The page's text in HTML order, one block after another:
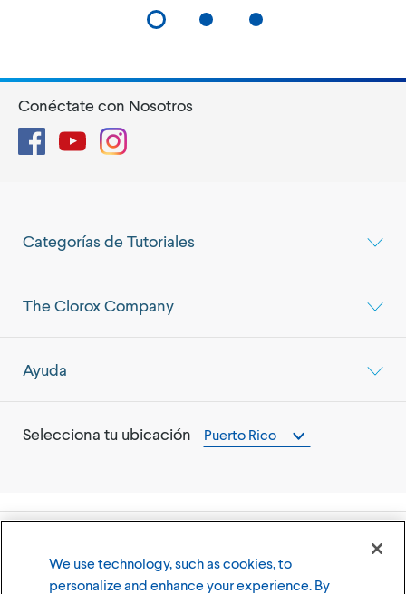
Categorías de Tutoriales
The Clorox Company
Ayuda
Selecciona tu ubicación Puerto Rico
Conéctate con Nosotros
FacebookYouTubeInstagram
Términos y Condiciones de Uso Política de Privacidad
We use technology, such as cookies, to
personalize and enhance your experience. By